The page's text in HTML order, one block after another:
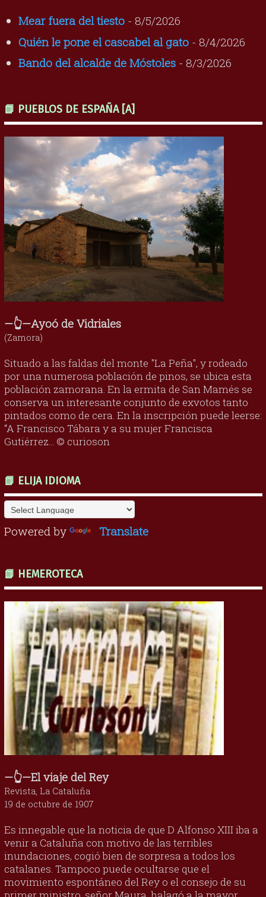
Mear fuera del tiesto- 8/5/2026
Quién le pone el cascabel al gato- 8/4/2026
Bando del alcalde de Móstoles- 8/3/2026
📗 PUEBLOS DE ESPAÑA [A]
—👆—Ayoó de Vidriales
(Zamora)
Situado a las faldas del monte "La Peña", y rodeado
por una numerosa población de pinos, se ubica esta
población zamorana. En la ermita de San Mamés se
conserva un interesante conjunto de exvotos tanto
pintados como de cera. En la inscripción puede leerse:
“A Francisco Tábara y a su mujer Francisca
Gutiérrez... © curioson
📗 ELIJA IDIOMA
Powered by Translate
📗 HEMEROTECA
—👆—El viaje del Rey
Revista, La Cataluña
19 de octubre de 1907
Es innegable que la noticia de que D Alfonso XIII iba a
venir a Cataluña con motivo de las terribles
inundaciones, cogió bien de sorpresa a todos los
catalanes. Tampoco puede ocultarse que el
movimiento espontáneo del Rey o el consejo de su